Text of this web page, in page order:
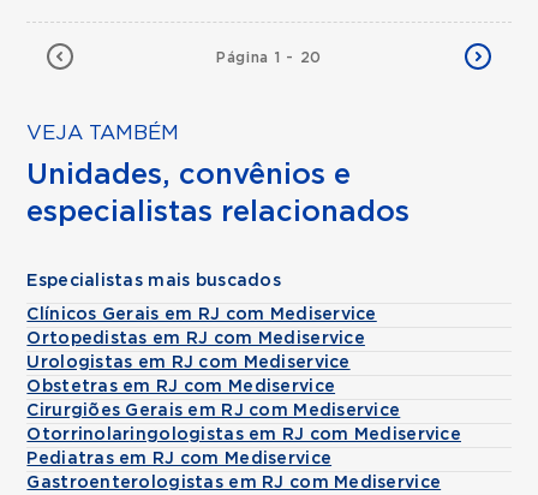
Página 1 - 20
VEJA TAMBÉM
Unidades, convênios e
especialistas relacionados
Especialistas mais buscados
Clínicos Gerais em RJ com Mediservice
Ortopedistas em RJ com Mediservice
Urologistas em RJ com Mediservice
Obstetras em RJ com Mediservice
Cirurgiões Gerais em RJ com Mediservice
Otorrinolaringologistas em RJ com Mediservice
Pediatras em RJ com Mediservice
Gastroenterologistas em RJ com Mediservice